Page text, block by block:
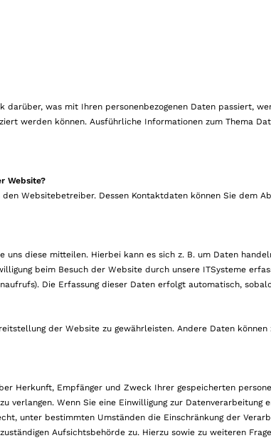
was mit Ihren personenbezogenen Daten passiert,
werden können. Ausführliche Informationen zum Thema
Website?
Websitebetreiber. Dessen Kontaktdaten können Sie dem
uns diese mitteilen. Hierbei kann es sich z. B. um Daten
beim Besuch der Website durch unsere ITSysteme
Die Erfassung dieser Daten erfolgt automatisch,
der Website zu gewährleisten. Andere Daten
Herkunft, Empfänger und Zweck Ihrer gespeicherten
verlangen. Wenn Sie eine Einwilligung zur
unter bestimmten Umständen die Einschränkung der
Aufsichtsbehörde zu. Hierzu sowie zu weiteren